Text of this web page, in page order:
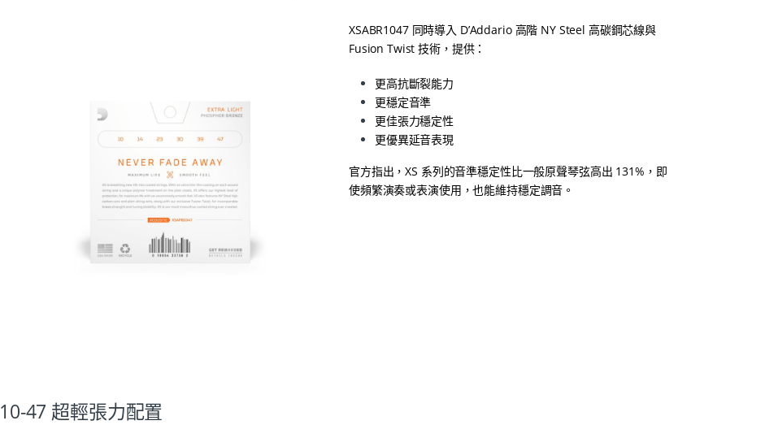
XSABR1047 同時導入 D’Addario 高階 NY Steel 高碳鋼芯線與
Fusion Twist 技術，提供：
更高抗斷裂能力
更穩定音準
更佳張力穩定性
更優異延音表現
官方指出，XS 系列的音準穩定性比一般原聲琴弦高出 131%，即
使頻繁演奏或表演使用，也能維持穩定調音。
10-47 超輕張力配置